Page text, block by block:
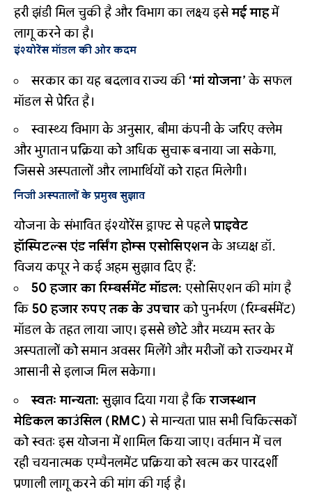
हरी झंडी मिल चुकी है और विभाग का लक्ष्य इसेमई माहमें
लागू करने का है।
इंश्योरेंस मॉडल की ओर कदम
सरकार का यह बदलाव राज्य की‘मां योजना’के सफल
मॉडल से प्रेरित है।
स्वास्थ्य विभाग के अनुसार, बीमा कंपनी के जरिए क्लेम
और भुगतान प्रक्रिया को अधिक सुचारू बनाया जा सकेगा,
जिससे अस्पतालों और लाभार्थियों को राहत मिलेगी।
निजी अस्पतालों के प्रमुख सुझाव
योजना के संभावित इंश्योरेंस ड्राफ्ट से पहलेप्राइवेट
हॉस्पिटल्स एंड नर्सिंग होम्स एसोसिएशनके अध्यक्ष डॉ.
विजय कपूर ने कई अहम सुझाव दिए हैं:
50 हजार का रिम्बर्समेंट मॉडल: एसोसिएशन की मांग है
कि 50 हजार रुपए तक के उपचारको पुनर्भरण (रिम्बर्समेंट)
मॉडल के तहत लाया जाए। इससे छोटे और मध्यम स्तर के
अस्पतालों को समान अवसर मिलेंगे और मरीजों को राज्यभर में
आसानी से इलाज मिल सकेगा।
स्वतः मान्यता: सुझाव दिया गया है किराजस्थान
मेडिकल काउंसिल (RMC) से मान्यता प्राप्त सभी चिकित्सकों
को स्वतः इस योजना में शामिल किया जाए। वर्तमान में चल
रही चयनात्मक एम्पैनलमेंट प्रक्रिया को खत्म कर पारदर्शी
प्रणाली लागू करने की मांग की गई है।